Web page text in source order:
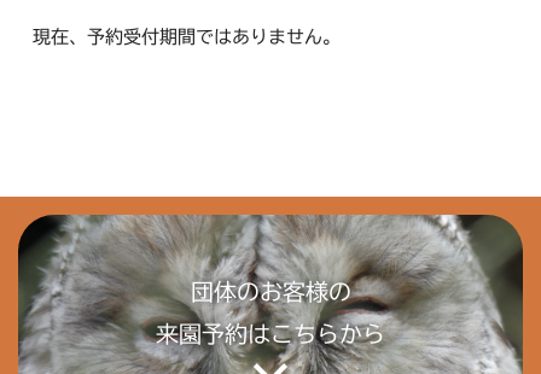
現在、予約受付期間ではありません。
団体のお客様の
来園予約はこちらから